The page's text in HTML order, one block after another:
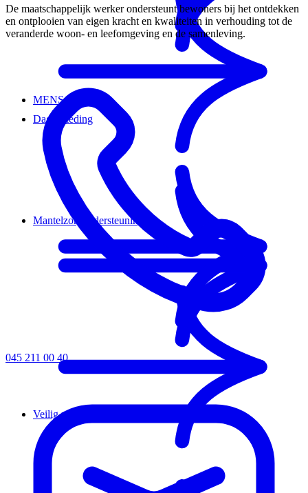
Dagbesteding
Veilig zelfstandig wonen
Mantelzorgondersteuning
MENS magazine
De maatschappelijk werker ondersteunt bewoners bij het ontdekken
en ontplooien van eigen kracht en kwaliteiten in verhouding tot de
veranderde woon- en leefomgeving en de samenleving.
045 211 00 40